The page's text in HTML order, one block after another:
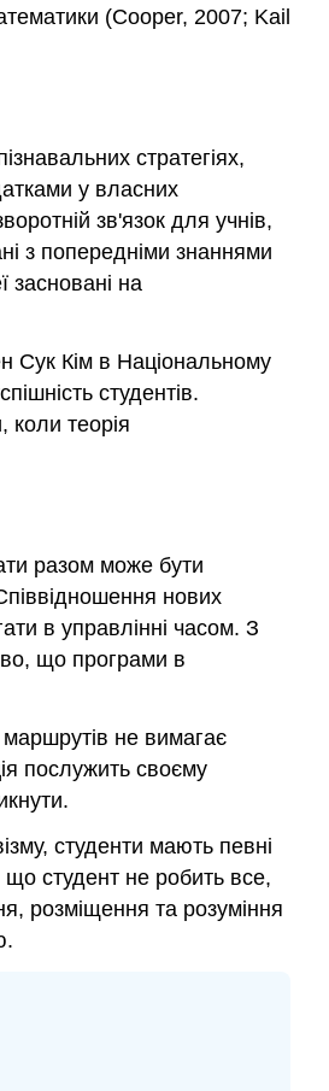
(Cooper, 2007; Kail
стратегіях,
у власних
зв'язок для учнів,
з попередніми знаннями
засновані на
Сук Кім в Національному
студентів.
коли теорія
разом може бути
нових
в управлінні часом. З
що програми в
не вимагає
послужить своєму
студенти мають певні
студент не робить все,
розміщення та розуміння